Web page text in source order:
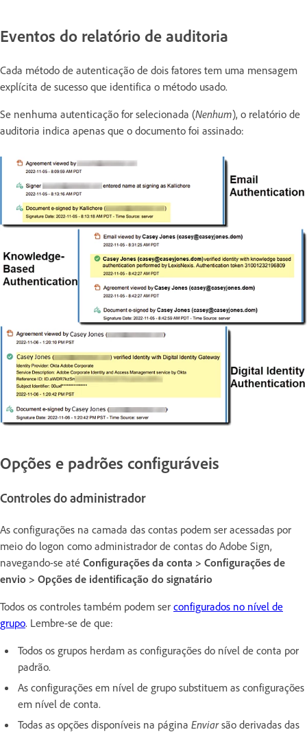
Eventos do relatório de auditoria
Cada método de autenticação de dois fatores tem uma mensagem
explícita de sucesso que identifica o método usado.
Se nenhuma autenticação for selecionada (Nenhum), o relatório de
auditoria indica apenas que o documento foi assinado:
Opções e padrões configuráveis
Controles do administrador
As configurações na camada das contas podem ser acessadas por
meio do logon como administrador de contas do Adobe Sign,
navegando-se até Configurações da conta > Configurações de
envio > Opções de identificação do signatário
Todos os controles também podem ser configurados no nível de
grupo. Lembre-se de que:
Todos os grupos herdam as configurações do nível de conta por
padrão.
As configurações em nível de grupo substituem as configurações
em nível de conta.
Todas as opções disponíveis na página Enviarsão derivadas das